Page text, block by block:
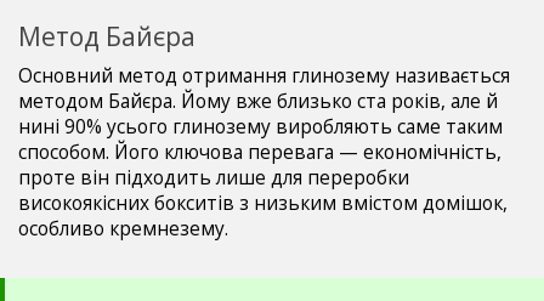
Метод Байєра
Основний метод отримання глинозему називається
методом Байєра. Йому вже близько ста років, але й
нині 90% усього глинозему виробляють саме таким
способом. Його ключова перевага — економічність,
проте він підходить лише для переробки
високоякісних бокситів з низьким вмістом домішок,
особливо кремнезему.